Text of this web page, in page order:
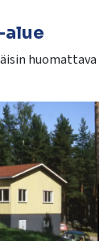
huomattava